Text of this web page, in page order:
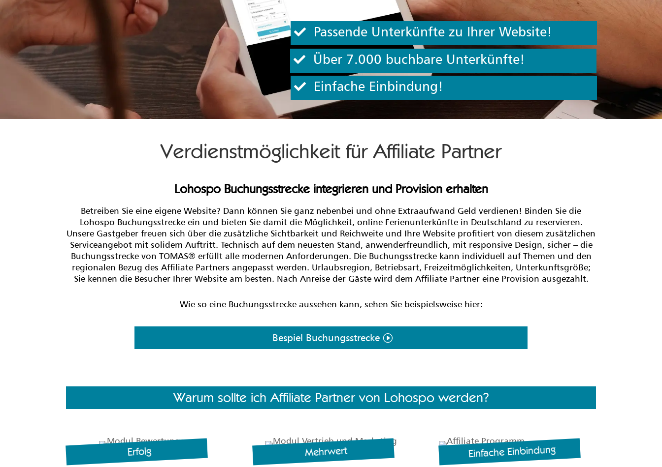
Passende Unterkünfte zu Ihrer Website!
Über 7.000 buchbare Unterkünfte!
Einfache Einbindung!
Verdienstmöglichkeit für Affiliate Partner
Lohospo Buchungsstrecke integrieren und Provision erhalten
Betreiben Sie eine eigene Website? Dann können Sie ganz nebenbei und ohne Extraaufwand Geld verdienen! Binden Sie die
Lohospo Buchungsstrecke ein und bieten Sie damit die Möglichkeit, online Ferienunterkünfte in Deutschland zu reservieren.
Unsere Gastgeber freuen sich über die zusätzliche Sichtbarkeit und Reichweite und Ihre Website profitiert von diesem zusätzlichen
Serviceangebot mit solidem Auftritt. Technisch auf dem neuesten Stand, anwenderfreundlich, mit responsive Design, sicher – die
Buchungsstrecke von TOMAS® erfüllt alle modernen Anforderungen. Die Buchungsstrecke kann individuell auf Themen und den
regionalen Bezug des Affiliate Partners angepasst werden. Urlaubsregion, Betriebsart, Freizeitmöglichkeiten, Unterkunftsgröße;
Sie kennen die Besucher Ihrer Website am besten. Nach Anreise der Gäste wird dem Affiliate Partner eine Provision ausgezahlt.
Wie so eine Buchungsstrecke aussehen kann, sehen Sie beispielsweise hier:
Bespiel Buchungsstrecke
Warum sollte ich Affiliate Partner von Lohospo werden?
Erfolg Mehrwert Einfache Einbindung